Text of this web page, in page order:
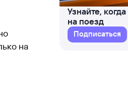
на
Узнайте,
на поезд
Подписаться